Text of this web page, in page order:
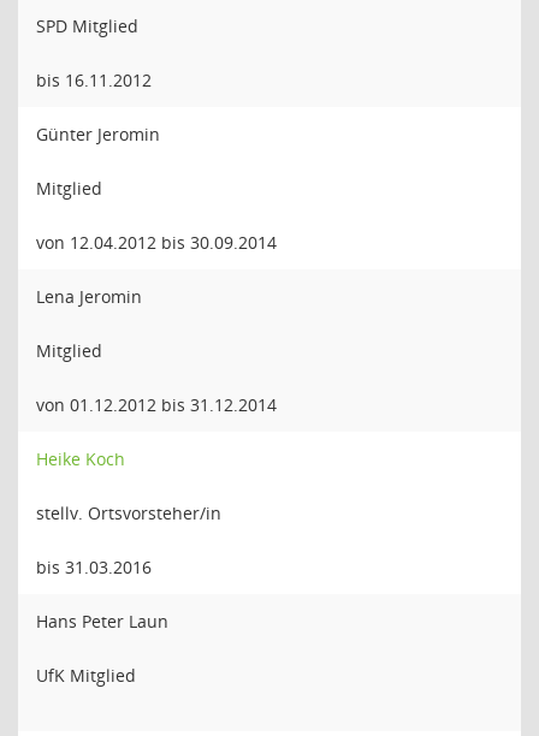
SPD Mitglied
bis 16.11.2012
Günter Jeromin
Mitglied
von 12.04.2012 bis 30.09.2014
Lena Jeromin
Mitglied
von 01.12.2012 bis 31.12.2014
Heike Koch
stellv. Ortsvorsteher/in
bis 31.03.2016
Hans Peter Laun
UfK Mitglied